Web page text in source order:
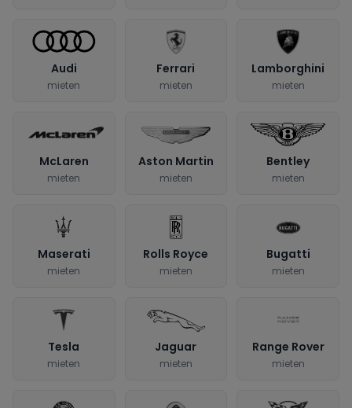
Audi
mieten
Ferrari
mieten
Lamborghini
mieten
McLaren
mieten
Aston Martin
mieten
Bentley
mieten
Maserati
mieten
Rolls Royce
mieten
Bugatti
mieten
Tesla
mieten
Jaguar
mieten
Range Rover
mieten